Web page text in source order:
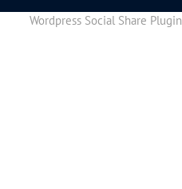
Wordpress Social Share Plugin